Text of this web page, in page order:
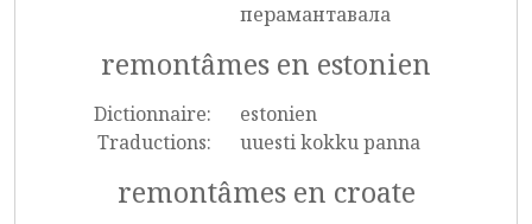
перамантавала
remontâmes en estonien
Dictionnaire:
estonien
Traductions:
uuesti kokku panna
remontâmes en croate